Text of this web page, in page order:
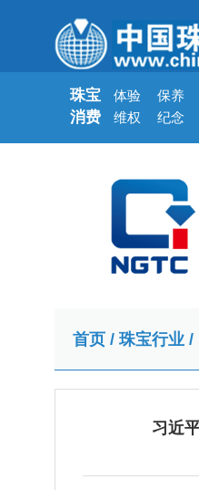
珠宝
消费
体验
维权
保养
纪念
首页 / 珠宝行业 /
习近